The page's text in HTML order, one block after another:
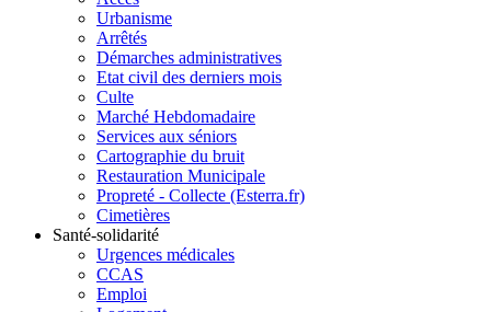
Urbanisme
Arrêtés
Démarches administratives
Etat civil des derniers mois
Culte
Marché Hebdomadaire
Services aux séniors
Cartographie du bruit
Restauration Municipale
Propreté - Collecte (Esterra.fr)
Cimetières
Santé-solidarité
Urgences médicales
CCAS
Emploi